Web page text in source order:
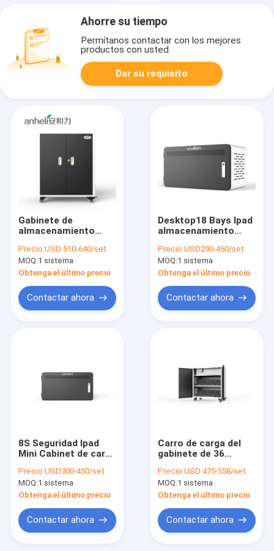
Ahorre su tiempo
Permítanos contactar con los mejores
productos con usted.
Dar su requisito
Gabinete de
almacenamiento
del ordenador
portátil de
Chromebook 100v-
Precio:USD 510-640/set
MOQ:1 sistema
Obtenga el último precio
Contactar ahora
Desktop18 Bays Ipad
almacenamiento
almacenamiento
múltiple 370mm
Precio:USD290-450/set
MOQ:1 sistema
Obtenga el último precio
Contactar ahora
8S Seguridad Ipad
Mini Cabinet de carga
móviles 18kg
Precio:USD300-450/set
MOQ:1 sistema
Obtenga el último precio
Contactar ahora
Carro de carga del
gabinete de 36
para el IOS de
Android de las
escuelas
Precio:USD 475-558/set
MOQ:1 sistema
Obtenga el último precio
Contactar ahora